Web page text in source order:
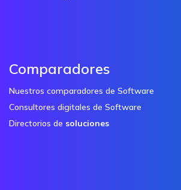
Comparadores
Nuestros comparadores de Software
Consultores digitales de Software
Directorios de soluciones